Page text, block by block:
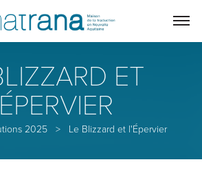
ET
2025 > Le Blizzard et l'Épervier